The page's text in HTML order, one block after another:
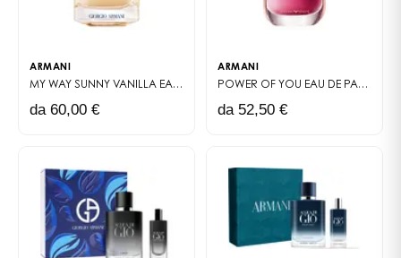
vellutato di davana. L'insieme è sublimato dalla scia
sensuale dell'infusione di vaniglia bourbon del
supporto alle comunità locali, e da un tocco di tè
La fragranza è formulata con alcol di origine
IL FLACONE
Il suo flacone è ornato dal logo Sì, impresso nel vetro
grazie a un savoir-faire unico, come una potente
dichiarazione per invitare ogni donna a dire Sì alla
ARMANI
MY WAY SUNNY VANILLA EAU DE PARFUM
da 60,00 €
ARMANI
POWER OF YOU EAU DE PARFUM
da 52,50 €